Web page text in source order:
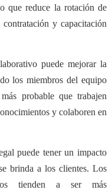
que reduce la rotación de
y capacitación
puedemejorar la
los miembros del equipo
probable que trabajen
y colaboren en
puede tenerun impacto
brinda a los clientes. Los
tienden a ser más